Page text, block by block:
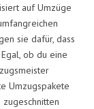
auf Umzüge
sie dafür, dass
ob du eine
Umzugspakete